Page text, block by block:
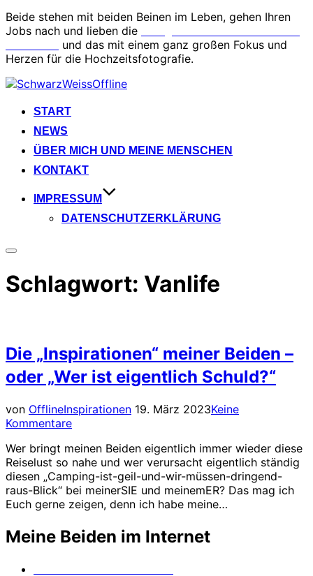
Beide stehen mit beiden Beinen im Leben, gehen Ihren
Jobs nach und lieben die
und das mit einem ganz großen Fokus und
Herzen für die Hochzeitsfotografie.
Zu
springenSTART
NEWS
ÜBER MICH UND MEINE MENSCHEN
KONTAKT
IMPRESSUM
DATENSCHUTZERKLÄRUNG
Seitenleiste
Navigation
umschalten
Schlagwort: Vanlife
Die „Inspirationen“ meiner Beiden –
oder „Wer ist eigentlich Schuld?“
von OfflineInspirationenVeröffentlicht
19. März 2023Keine
Kommentare
Wer bringt meinen Beiden eigentlich immer wieder diese
Reiselust so nahe und wer verursacht eigentlich ständig
diesen „Camping-ist-geil-und-wir-müssen-dringend-
raus-Blick“ bei meinerSIE und meinemER? Das mag ich
Euch gerne zeigen, denn ich habe meine…
Meine Beiden im Internet